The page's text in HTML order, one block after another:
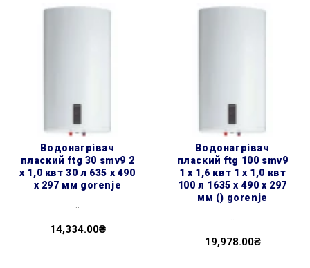
водонагрівач
плаский ftg 30 smv9 2
х 1,0 квт 30 л 635 x 490
x 297 мм gorenje
14,334.00₴
водонагрівач
плаский ftg 100 smv9
1 х 1,6 квт 1 х 1,0 квт
100 л 1635 x 490 x 297
мм () gorenje
19,978.00₴